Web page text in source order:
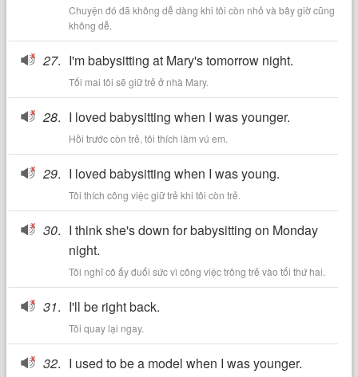
Chuyện đó đã không dễ dàng khi tôi còn nhỏ và bây giờ cũng
không dễ.
27. I'm babysitting at Mary's tomorrow night.
Tối mai tôi sẽ giữ trẻ ở nhà Mary.
28. I loved babysitting when I was younger.
Hồi trước còn trẻ, tôi thích làm vú em.
29. I loved babysitting when I was young.
Tôi thích công việc giữ trẻ khi tôi còn trẻ.
30. I think she's down for babysitting on Monday
night.
Tôi nghĩ cô ấy đuối sức vì công việc trông trẻ vào tối thứ hai.
31. I'll be right back.
Tôi quay lại ngay.
32. I used to be a model when I was younger.